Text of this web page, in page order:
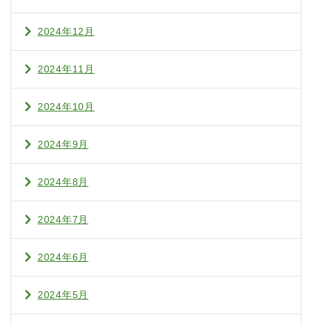
2024年12月
2024年11月
2024年10月
2024年9月
2024年8月
2024年7月
2024年6月
2024年5月